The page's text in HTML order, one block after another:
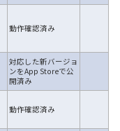
動作確認済み
対応した新バージョ
ンをApp Storeで公
開済み
動作確認済み